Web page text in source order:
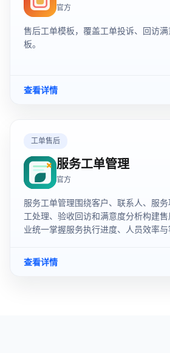
官方
售后工单模板，覆盖工单投诉、回访
板。
查看详情
工单售后
服务工单管理
官方
服务工单管理围绕客户、联系人、服
工处理、验收回访和满意度分析构建
业统一掌握服务执行进度、人员效率与
查看详情